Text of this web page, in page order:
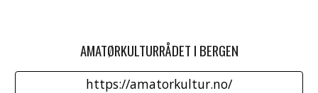
AMATØRKULTURRÅDET I BERGEN
https://amatorkultur.no/